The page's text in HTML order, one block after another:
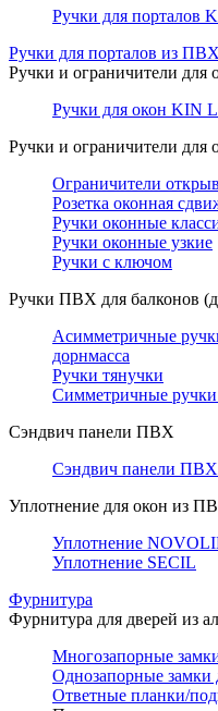
Ручки для порталов
Ручки для порталов из ПВХ
Ручки и ограничители для
Ручки для окон KIN
Ручки и ограничители для
Ограничители
Розетка оконная
Ручки оконные
Ручки оконные узкие
Ручки с ключом
Ручки ПВХ для балконов
Асимметричные
дорнмасса
Ручки тянучки
Симметричные ручки
Сэндвич панели ПВХ
Сэндвич панели ПВХ
Уплотнение для окон из
Уплотнение
Уплотнение SECIL
Фурнитура
Фурнитура для дверей из
Многозапорные
Однозапорные замки
Ответные планки/